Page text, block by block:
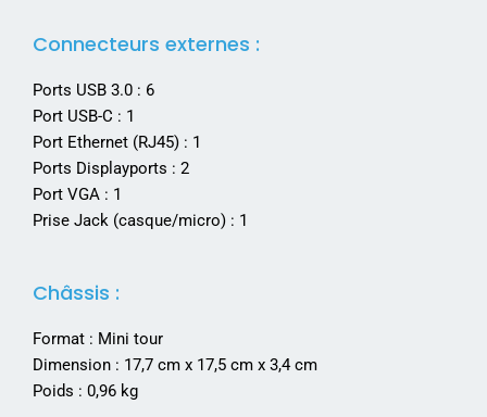
Connecteurs externes :
Ports USB 3.0 : 6
Port USB-C : 1
Port Ethernet (RJ45) : 1
Ports Displayports : 2
Port VGA : 1
Prise Jack (casque/micro) : 1
Châssis :
Format : Mini tour
Dimension : 17,7 cm x 17,5 cm x 3,4 cm
Poids : 0,96 kg